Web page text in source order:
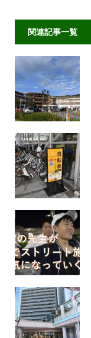
関連記事一覧